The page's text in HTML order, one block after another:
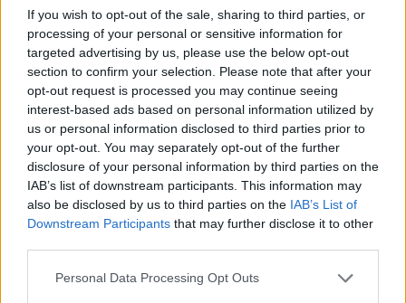
If you wish to opt-out of the sale, sharing to third parties, or
processing of your personal or sensitive information for
targeted advertising by us, please use the below opt-out
section to confirm your selection. Please note that after your
opt-out request is processed you may continue seeing
interest-based ads based on personal information utilized by
us or personal information disclosed to third parties prior to
your opt-out. You may separately opt-out of the further
disclosure of your personal information by third parties on the
IAB’s list of downstream participants. This information may
also be disclosed by us to third parties on the IAB’s List of
Downstream Participants that may further disclose it to other
Please note that this website/app uses one or more Google
Personal Data Processing Opt Outs